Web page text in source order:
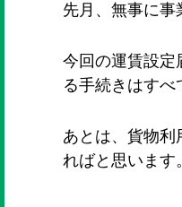
先月、無事に事
今回の運賃設定
る手続きはすべ
あとは、貨物利
ればと思います。